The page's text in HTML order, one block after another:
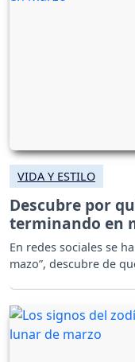
VIDA Y ESTILO
Descubre por
terminando en
En redes sociales se
mazo”, descubre de